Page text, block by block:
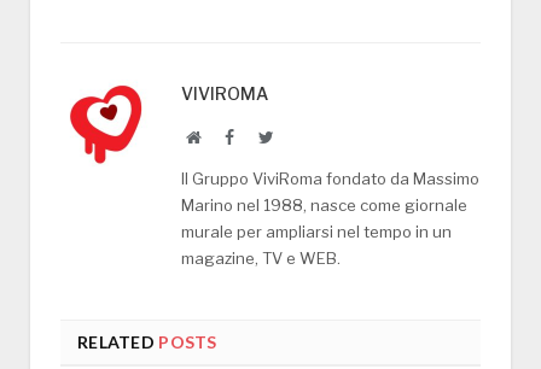
VIVIROMA
WebsiteFacebookTwitter
Il Gruppo ViviRoma fondato da Massimo
Marino nel 1988, nasce come giornale
murale per ampliarsi nel tempo in un
magazine, TV e WEB.
RELATED POSTS